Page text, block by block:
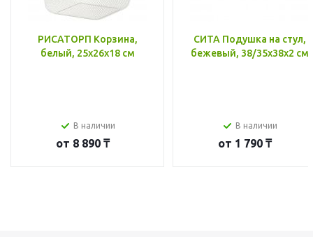
РИСАТОРП Корзина,
белый, 25x26x18 см
В наличии
от 8 890 ₸
СИТА Подушка на стул,
бежевый, 38/35x38x2 см
В наличии
от 1 790 ₸